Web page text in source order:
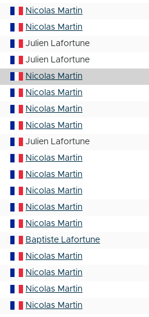
Nicolas Martin
Nicolas Martin
Julien Lafortune
Julien Lafortune
Nicolas Martin
Nicolas Martin
Nicolas Martin
Nicolas Martin
Julien Lafortune
Nicolas Martin
Nicolas Martin
Nicolas Martin
Nicolas Martin
Nicolas Martin
Baptiste Lafortune
Nicolas Martin
Nicolas Martin
Nicolas Martin
Nicolas Martin